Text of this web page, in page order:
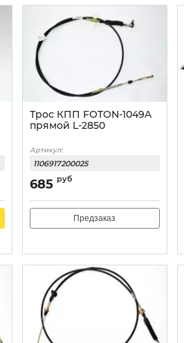
Трос КПП FOTON-1049A
прямой L-2850
Артикул:
1106917200025
685 руб
Предзаказ